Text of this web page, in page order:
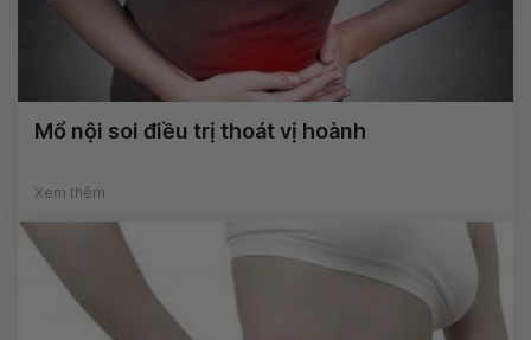
Mổ nội soi điều trị thoát vị hoành
Xem thêm